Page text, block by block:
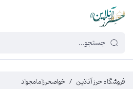
449f43cf-3da2-4422-bb12-2566cb5b8b05
فروشگاه حرز آنلاین / خواصحرزامامجواد